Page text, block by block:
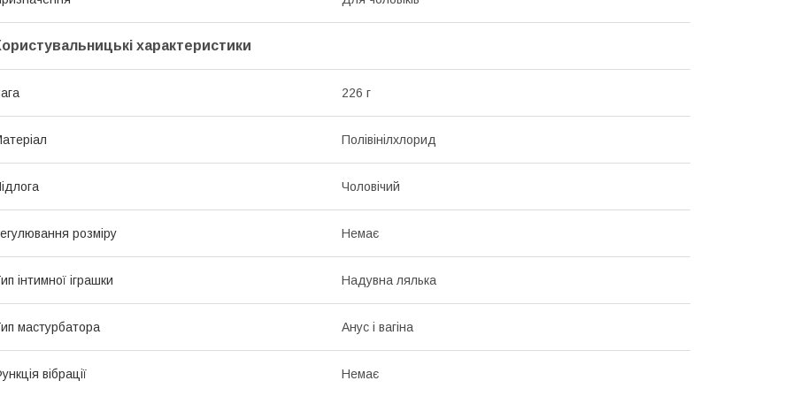
характеристики
226 г
Полівінілхлорид
Чоловічий
розміру Немає
інтимної іграшки Надувна лялька
мастурбатора Анус і вагіна
вібрації Немає